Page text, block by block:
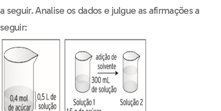
a seguir. Analise os dados e julgue as afirmações a
seguir: